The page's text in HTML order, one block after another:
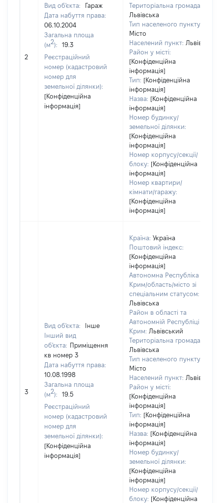
2
Вид об'єкта:
Гараж
Дата набуття права:
06.10.2004
Загальна площа
(м2):
19.3
Реєстраційний
номер (кадастровий
номер для
земельної ділянки):
[Конфіденційна
інформація]
Територіальна громада:
Львівська
Тип населеного пункту:
Місто
Населений пункт: Львів
Район у місті:
[Конфіденційна
інформація]
Тип: [Конфіденційна
інформація]
Назва: [Конфіденційна
інформація]
Номер будинку/
земельної ділянки:
[Конфіденційна
інформація]
Номер корпусу/секції/
блоку: [Конфіденційна
інформація]
Номер квартири/
кімнати/гаражу:
[Конфіденційна
інформація]
3
Вид об'єкта:
Інше
Інший вид
об'єкта: Приміщення
кв номер 3
Дата набуття права:
10.08.1998
Загальна площа
(м2):
19.5
Реєстраційний
номер (кадастровий
номер для
земельної ділянки):
[Конфіденційна
інформація]
Країна: Україна
Поштовий індекс:
[Конфіденційна
інформація]
Автономна Республіка
Крим/область/місто зі
спеціальним статусом:
Львівська
Район в області та
Автономній Республіці
Крим: Львівський
Територіальна громада:
Львівська
Тип населеного пункту:
Місто
Населений пункт: Львів
Район у місті:
[Конфіденційна
інформація]
Тип: [Конфіденційна
інформація]
Назва: [Конфіденційна
інформація]
Номер будинку/
земельної ділянки:
[Конфіденційна
інформація]
Номер корпусу/секції/
блоку: [Конфіденційна